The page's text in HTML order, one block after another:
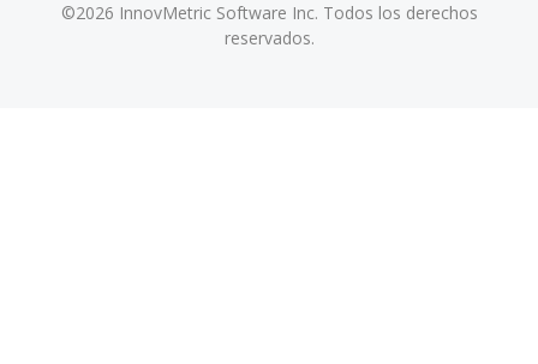
©2026 InnovMetric Software Inc. Todos los derechos
reservados.